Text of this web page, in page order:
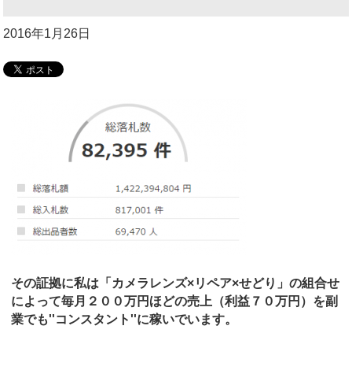
2016年1月26日
その証拠に私は「カメラレンズ×リペア×せどり」の組合せ
によって毎月２００万円ほどの売上（利益７０万円）を副
業でも''コンスタント''に稼いでいます。